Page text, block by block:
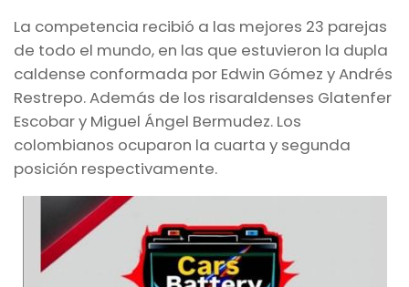
La competencia recibió a las mejores 23 parejas
de todo el mundo, en las que estuvieron la dupla
caldense conformada por Edwin Gómez y Andrés
Restrepo. Además de los risaraldenses Glatenfer
Escobar y Miguel Ángel Bermudez. Los
colombianos ocuparon la cuarta y segunda
posición respectivamente.